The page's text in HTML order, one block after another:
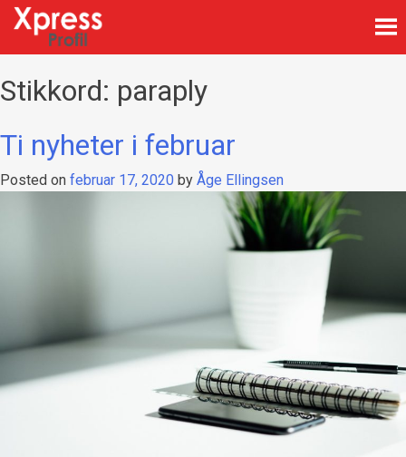
Skip
content
Stikkord: paraply
Ti nyheter i februar
Posted on februar 17, 2020 by Åge Ellingsen